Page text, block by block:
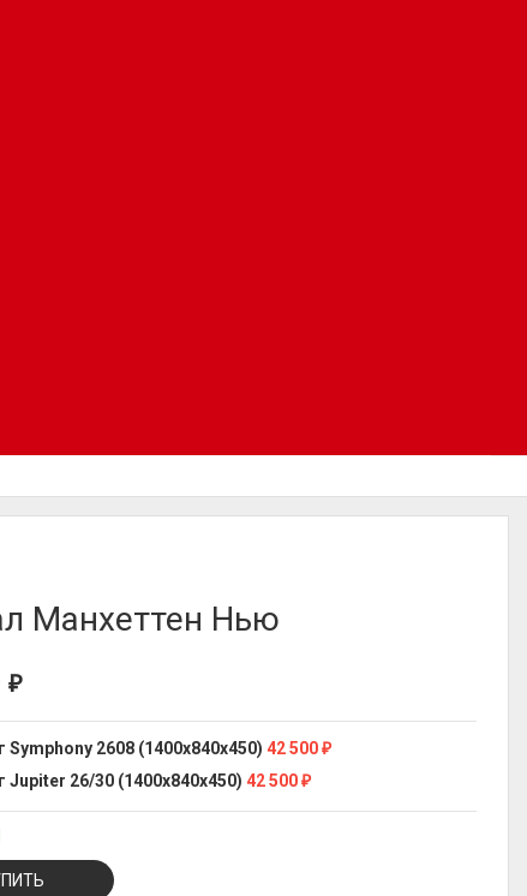
Манхеттен Нью
₽
Symphony 2608 (1400x840x450) 42 500₽
Jupiter 26/30 (1400x840x450) 42 500₽